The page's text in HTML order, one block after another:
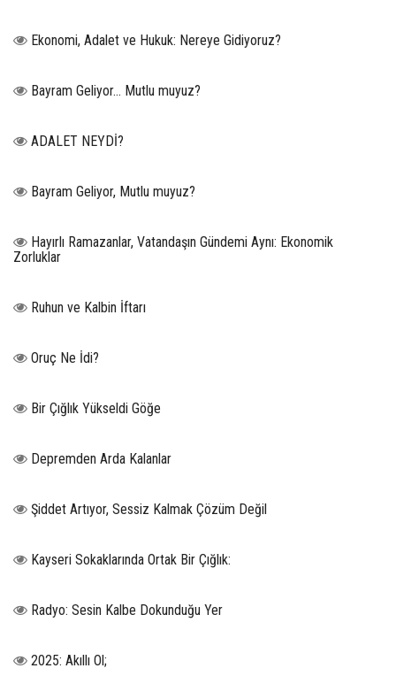
Ekonomi, Adalet ve Hukuk: Nereye Gidiyoruz?
Bayram Geliyor… Mutlu muyuz?
ADALET NEYDİ?
Bayram Geliyor, Mutlu muyuz?
Hayırlı Ramazanlar, Vatandaşın Gündemi Aynı: Ekonomik
Zorluklar
Ruhun ve Kalbin İftarı
Oruç Ne İdi?
Bir Çığlık Yükseldi Göğe
Depremden Arda Kalanlar
Şiddet Artıyor, Sessiz Kalmak Çözüm Değil
Kayseri Sokaklarında Ortak Bir Çığlık:
Radyo: Sesin Kalbe Dokunduğu Yer
2025: Akıllı Ol;